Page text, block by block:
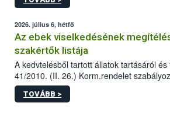
tervezett új épületébe.
2026. július 6, hétfő
Az ebek viselkedésének
szakértők listája
A kedvtelésből tartott állatok tartásáról
41/2010. (II. 26.) Korm.rendelet
sérülés, illetve ennek veszélye
hatósági feladatokat, valamint a
TOVÁBB >